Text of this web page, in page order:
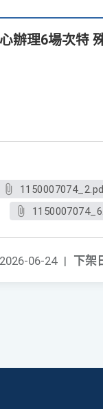
辦理6場次特
下架
2026-06-24 |